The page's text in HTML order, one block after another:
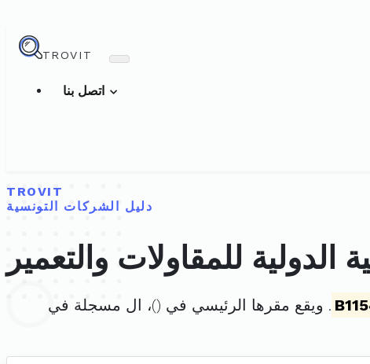
TROVIT
TROVIT
دليل الشركات التونسية
للمقاولات والتعمير
. ويقع مقرها الرئيسي في ()، ال مسجلة في